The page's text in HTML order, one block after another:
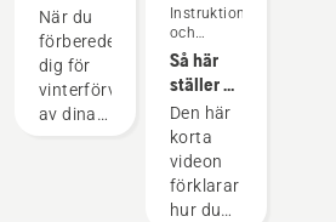
du
Husqvarna-
batteriet
över
vintern
När du
förbereder
dig för
vinterförvaring
av dina
Instruktioner
och
guider
Så här
ställer du
in och
monterar
det
ryggburna
batteriet
Den här
korta
videon
förklarar
hur du